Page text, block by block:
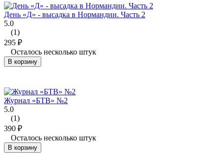
День «Д» - высадка в Нормандии. Часть 2
5.0
(1)
295 ₽
Осталось несколько штук
В корзину
Журнал «БТВ» №2
5.0
(1)
390 ₽
Осталось несколько штук
В корзину